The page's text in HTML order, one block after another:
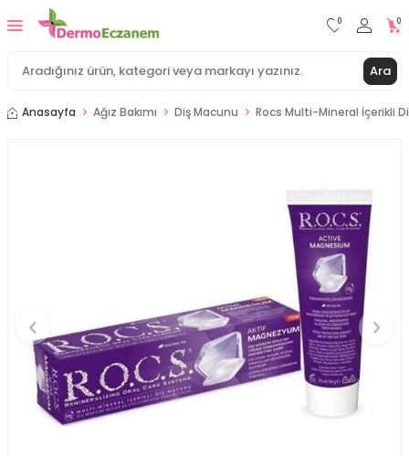
Ara
0 0
Anasayfa Ağız Bakımı Diş Macunu Rocs Multi-Mineral İçerikli